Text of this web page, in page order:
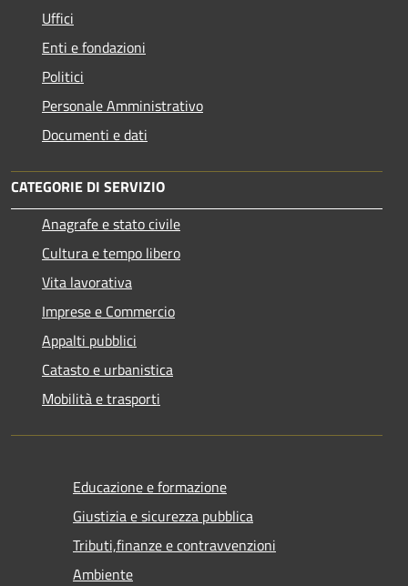
Uffici
Enti e fondazioni
Politici
Personale Amministrativo
Documenti e dati
CATEGORIE DI SERVIZIO
Anagrafe e stato civile
Cultura e tempo libero
Vita lavorativa
Imprese e Commercio
Appalti pubblici
Catasto e urbanistica
Mobilità e trasporti
Educazione e formazione
Giustizia e sicurezza pubblica
Tributi,finanze e contravvenzioni
Ambiente